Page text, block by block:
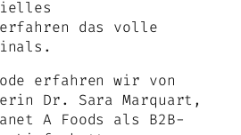
das volle
erfahren wir von
Dr. Sara Marquart,
A Foods als B2B-